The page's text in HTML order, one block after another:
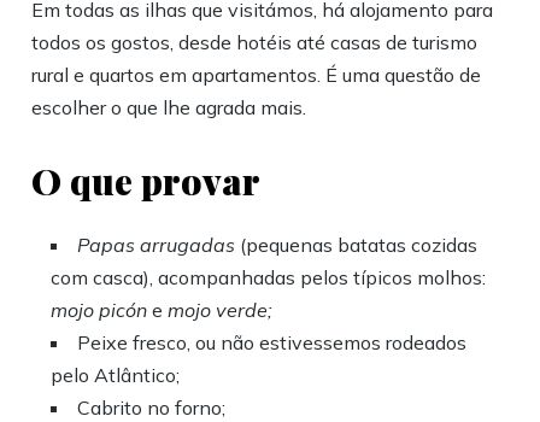
Em todas as ilhas que visitámos, há alojamento para
todos os gostos, desde hotéis até casas de turismo
rural e quartos em apartamentos. É uma questão de
escolher o que lhe agrada mais.
O que provar
Papas arrugadas (pequenas batatas cozidas
com casca), acompanhadas pelos típicos molhos:
mojo picónemojo verde;
Peixe fresco, ou não estivessemos rodeados
pelo Atlântico;
Cabrito no forno;